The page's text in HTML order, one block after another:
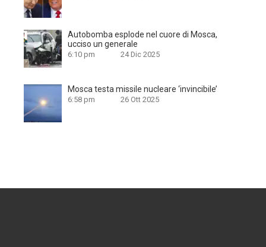
Autobomba esplode nel cuore di Mosca,
ucciso un generale
6:10 pm 24 Dic 2025
Mosca testa missile nucleare ‘invincibile’
6:58 pm 26 Ott 2025